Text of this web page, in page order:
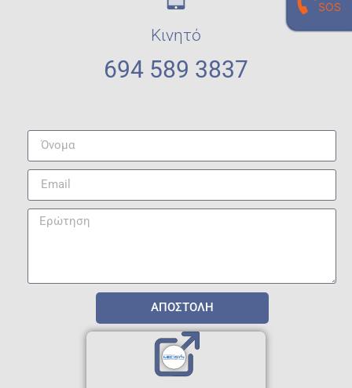
Κινητό
694 589 3837
ΑΠΟΣΤΟΛΗ
προσωπικό σου εργαστηριακό γιατρό
210 940 0496
SOS